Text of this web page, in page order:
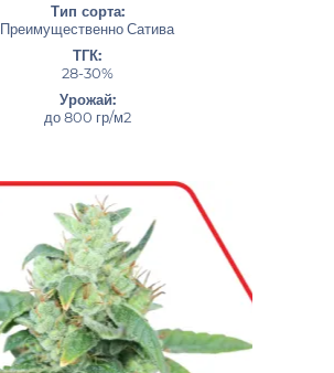
Тип сорта:
Преимущественно Сатива
ТГК:
28-30%
Урожай:
до 800 гр/м2